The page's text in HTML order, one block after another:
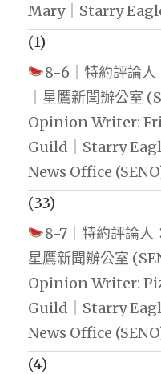
Mary｜Starry
(1)
8-6｜特約評論人
｜星鷹新聞辦公
Opinion Writer:
Guild｜Starry
News Office
(33)
8-7｜特約評論人
星鷹新聞辦公室
Opinion Writer:
Guild｜Starry
News Office
(4)